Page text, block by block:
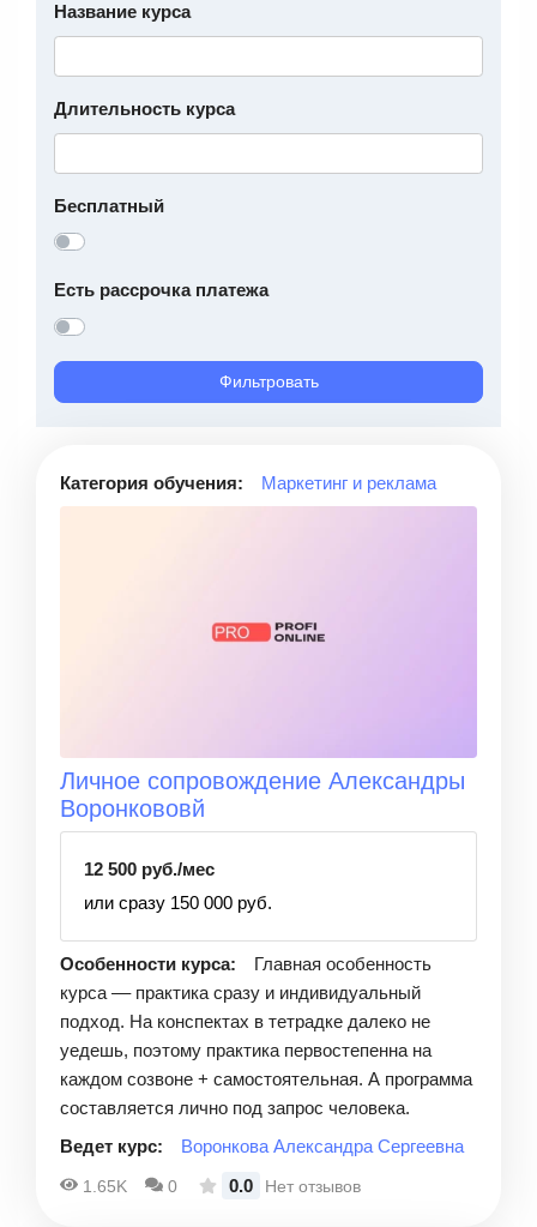
Название курса
Длительность курса
Бесплатный
Есть рассрочка платежа
Фильтровать
Категория обучения: Маркетинг и реклама
Личное сопровождение Александры
Воронкововй
12 500 руб./мес
или сразу 150 000 руб.
Особенности курса:
Главная особенность
курса –– практика сразу и индивидуальный
подход. На конспектах в тетрадке далеко не
уедешь, поэтому практика первостепенна на
каждом созвоне + самостоятельная. А программа
составляется лично под запрос человека.
Ведет курс:
Воронкова Александра Сергеевна
1.65K 0 0.0 Нет отзывов